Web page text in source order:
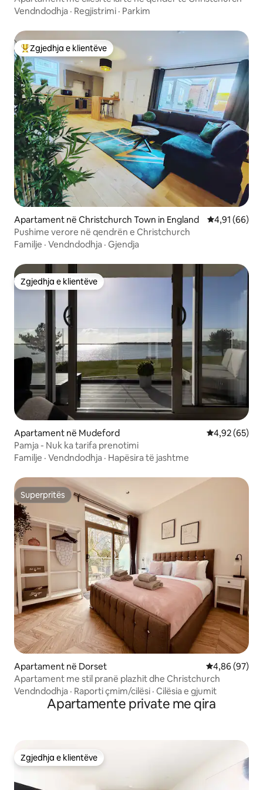
Vendndodhja · Regjistrimi · Parkim
Më të mirat e zgjedhjeve të klientëve
Zgjedhja e klientëve
Apartament në Christchurch Town in England Vlerësimi
4,91 (66)
Pushime verore në qendrën e Christchurch
Familje · Vendndodhja · Gjendja
Zgjedhja e klientëve
Zgjedhja e klientëve
Apartament në Mudeford Vlerësimi
4,92 (65)
Pamja - Nuk ka tarifa prenotimi
Familje · Vendndodhja · Hapësira të jashtme
Superpritës
Superpritës
Apartament në Dorset Vlerësimi
4,86 (97)
Apartament me stil pranë plazhit dhe Christchurch
Vendndodhja · Raporti çmim/cilësi · Cilësia e gjumit
Apartamente private me qira
Zgjedhja e klientëve
Zgjedhja e klientëve